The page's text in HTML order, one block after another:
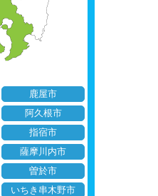
鹿屋市
阿久根市
指宿市
薩摩川内市
曽於市
いちき串木野市